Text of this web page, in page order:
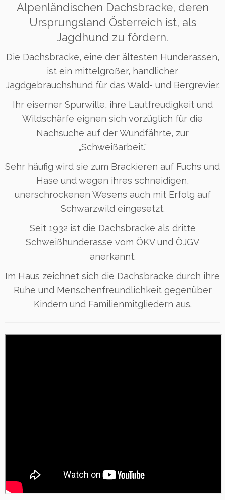
Alpenländischen Dachsbracke, deren
Ursprungsland Österreich ist, als
Jagdhund zu fördern.
Die Dachsbracke, eine der ältesten Hunderassen,
ist ein mittelgroßer, handlicher
Jagdgebrauchshund für das Wald- und Bergrevier.
Ihr eiserner Spurwille, ihre Lautfreudigkeit und
Wildschärfe eignen sich vorzüglich für die
Nachsuche auf der Wundfährte, zur
„Schweißarbeit.“
Sehr häufig wird sie zum Brackieren auf Fuchs und
Hase und wegen ihres schneidigen,
unerschrockenen Wesens auch mit Erfolg auf
Schwarzwild eingesetzt.
Seit 1932 ist die Dachsbracke als dritte
Schweißhunderasse vom ÖKV und ÖJGV
anerkannt.
Im Haus zeichnet sich die Dachsbracke durch ihre
Ruhe und Menschenfreundlichkeit gegenüber
Kindern und Familienmitgliedern aus.